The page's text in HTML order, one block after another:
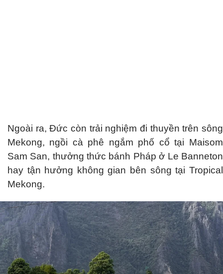
Ngoài ra, Đức còn trải nghiệm đi thuyền trên sông
Mekong, ngồi cà phê ngắm phố cổ tại Maisom
Sam San, thưởng thức bánh Pháp ở Le Banneton
hay tận hưởng không gian bên sông tại Tropical
Mekong.